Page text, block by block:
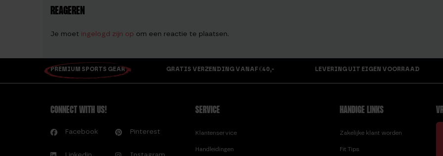
REAGEREN
Je moet ingelogd zijn op om een reactie te plaatsen.
PREMIUM SPORTS GEAR GRATIS VERZENDING VANAF €40,- LEVERING UIT EIGEN VOORRAAD
CONNECT WITH US!
Facebook Pinterest
SERVICE
Klantenservice
Handleidingen
HANDIGE LINKS
Zakelijke klant worden
Fit Tips